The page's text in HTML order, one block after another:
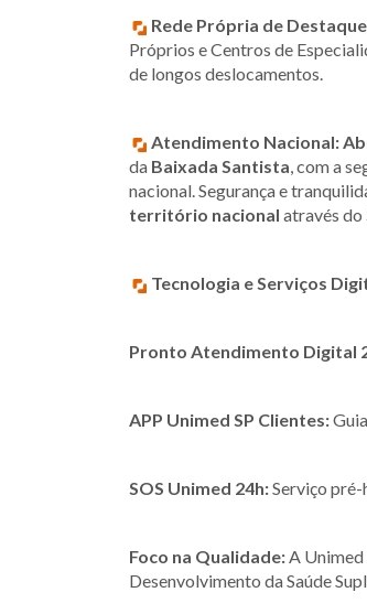
Rede Própria de
Próprios e Centros de
de longos deslocamentos.
Atendimento Nacional:
da Baixada Santista, com a
nacional. Segurança e
território nacional através do
Tecnologia e Serviços
Pronto Atendimento Digital
APP Unimed SP Clientes:
SOS Unimed 24h:Serviço
Foco na Qualidade:A Unimed
Desenvolvimento da Saúde